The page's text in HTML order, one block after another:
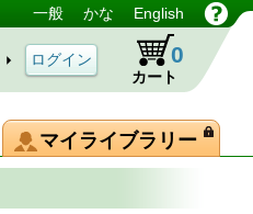
一般 かな English
カート
0
マイライブラリー